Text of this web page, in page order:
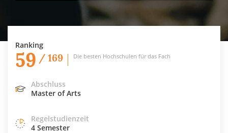
Ranking
59 / 169 Die besten Hochschulen für das Fach
Abschluss
Master of Arts
Regelstudienzeit
4 Semester